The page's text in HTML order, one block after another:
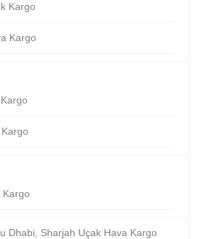
Kargo
Kargo
Kargo
Kargo
Kargo
Dhabi, Sharjah Uçak Hava Kargo